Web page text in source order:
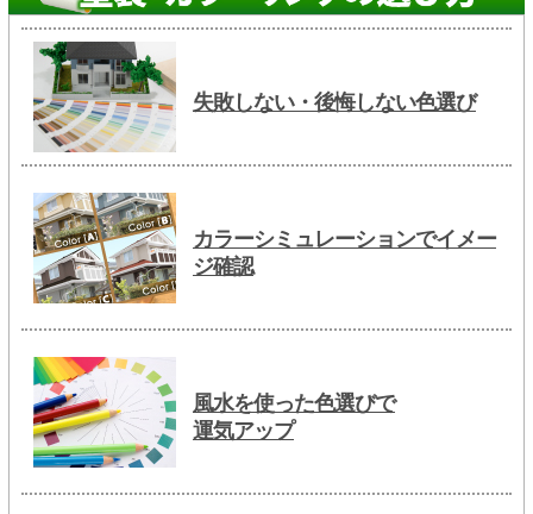
失敗しない・後悔しない色選び
カラーシミュレーションでイメー
ジ確認
風水を使った色選びで
運気アップ